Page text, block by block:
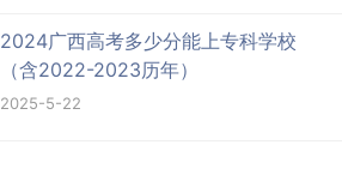
2024广西高考多少分能上专科学校
（含2022-2023历年）
2025-5-22